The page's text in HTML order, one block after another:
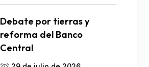
Debate por tierras y
reforma del Banco
Central